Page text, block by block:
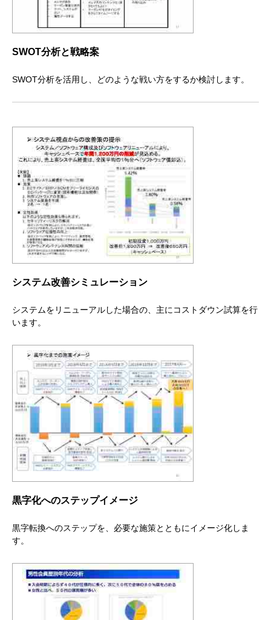
SWOT分析と戦略案
SWOT分析を活用し、どのような戦い方をするか検討します。
システム改善シミュレーション
システムをリニューアルした場合の、主にコストダウン試算を行
います。
黒字化へのステップイメージ
黒字転換へのステップを、必要な施策とともにイメージ化しま
す。